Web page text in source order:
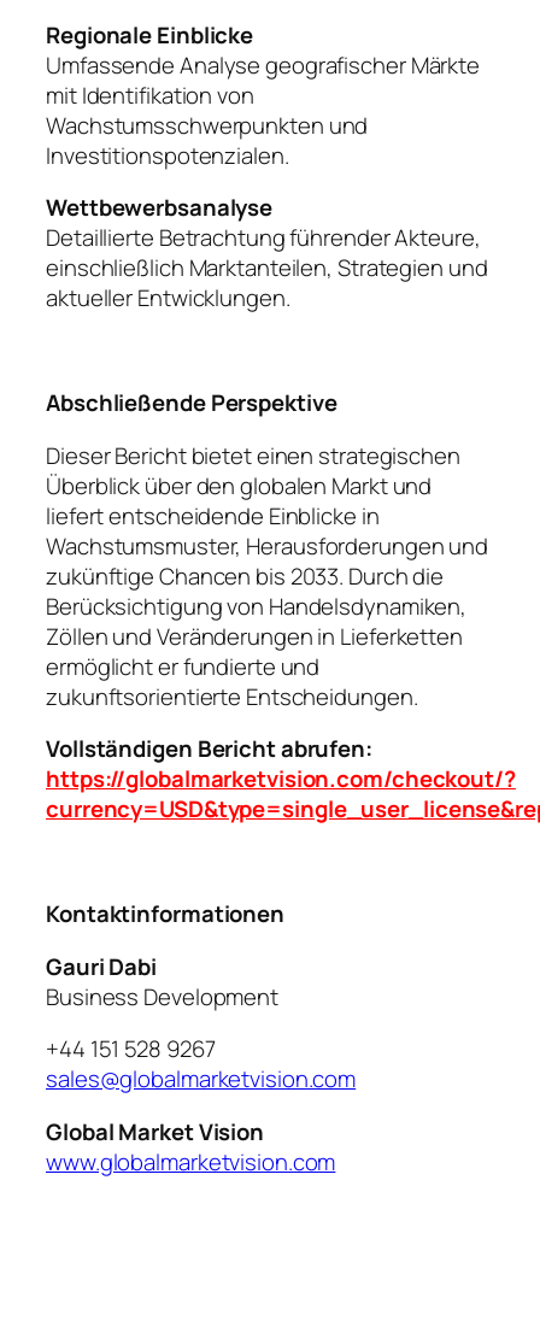
Regionale Einblicke
Umfassende Analyse geografischer Märkte
mit Identifikation von
Wachstumsschwerpunkten und
Investitionspotenzialen.
Wettbewerbsanalyse
Detaillierte Betrachtung führender Akteure,
einschließlich Marktanteilen, Strategien und
aktueller Entwicklungen.
Abschließende Perspektive
Dieser Bericht bietet einen strategischen
Überblick über den globalen Markt und
liefert entscheidende Einblicke in
Wachstumsmuster, Herausforderungen und
zukünftige Chancen bis 2033. Durch die
Berücksichtigung von Handelsdynamiken,
Zöllen und Veränderungen in Lieferketten
ermöglicht er fundierte und
zukunftsorientierte Entscheidungen.
Vollständigen Bericht abrufen:
https://globalmarketvision.com/checkout/?
Kontaktinformationen
Gauri Dabi
Business Development
+44 151 528 9267
sales@globalmarketvision.com
Global Market Vision
www.globalmarketvision.com